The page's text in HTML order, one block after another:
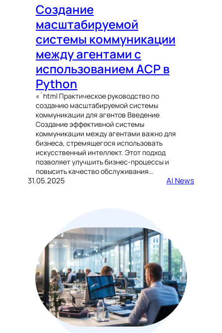
Создание
масштабируемой
системы коммуникации
между агентами с
использованием ACP в
Python
«`html Практическое руководство по
созданию масштабируемой системы
коммуникации для агентов Введение
Создание эффективной системы
коммуникации между агентами важно для
бизнеса, стремящегося использовать
искусственный интеллект. Этот подход
позволяет улучшить бизнес-процессы и
повысить качество обслуживания…
31.05.2025 AI News